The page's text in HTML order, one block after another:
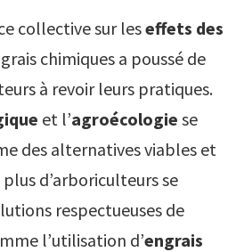
collective sur leseffets des
chimiques a poussé de
à revoir leurs pratiques.
et l’agroécologie se
des alternatives viables et
d’arboriculteurs se
respectueuses de
l’utilisation d’engrais